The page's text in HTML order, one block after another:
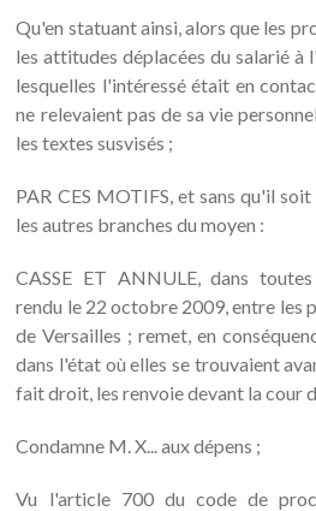
Qu'en statuant ainsi, alors que les
les attitudes déplacées du salarié à
lesquelles l'intéressé était en
ne relevaient pas de sa vie
les textes susvisés ;
PAR CES MOTIFS, et sans qu'il
les autres branches du moyen :
CASSE ET ANNULE, dans
rendu le 22 octobre 2009, entre les
de Versailles ; remet, en
dans l'état où elles se trouvaient
fait droit, les renvoie devant la cour
Condamne M. X... aux dépens ;
Vu l'article 700 du code de